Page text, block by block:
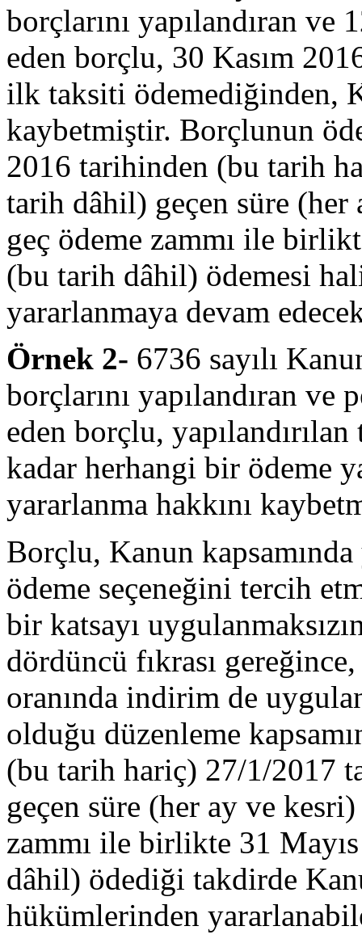
borçlarını yapılandıran
eden borçlu, 30 Kasım
ilk taksiti ödemediğinden,
kaybetmiştir. Borçlunun
2016 tarihinden (bu tarih
tarih dâhil) geçen süre
geç ödeme zammı ile
(bu tarih dâhil) ödemesi
yararlanmaya devam
Örnek 2- 6736 sayılı
borçlarını yapılandıran ve
eden borçlu,
kadar herhangi bir ödeme
yararlanma hakkını
Borçlu, Kanun kapsamında
ödeme seçeneğini tercih
bir katsayı
dördüncü fıkrası
oranında indirim de
olduğu düzenleme
(bu tarih hariç) 27/1/2017
geçen süre (her ay ve
zammı ile birlikte 31
dâhil) ödediği takdirde
hükümlerinden